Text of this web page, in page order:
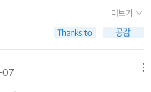
마치면, “야! 네가 신주머니 맡아! 우
난다. 신주머니 떠넘기기를 나나 또래
릴적에 고삭부리로 여린 몸이어서
잘 겪어야 했다. 맨 처음에는 너무 싫
레가 베푸는 노래를 들으면서, 하루
은 나이가 아닌, 스스로 이 삶을 부
짓이라고 느껴요. 나이들기만 하고,
, 열 살이건 스무 살이건 예순 살이
있다고 느낍니다. 이 나라 벼슬밭(정
는 아이가 크면 ‘다른 놀이(취미)’를
이랑 아름책 찾는 놀이’를 할 적에
ㄴ글 : 숲노래·파란놀(최종규). 낱말
시 따라쓰기》, 《새로 쓰는 말밑 꾸
참 책벌레이다. 어쩜 빗방울이 굵다
고서 책을 펴는가. 다만 이렇게 쪽틈
. 《피카소는 미쳤다!》를 새삼스레 들
펴는 어린이책인데 우리나라에서는
이 나란히 걷고 살림하고 마주하는
더보기